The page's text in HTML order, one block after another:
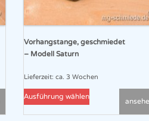
Vorhangstange, geschmiedet
– Modell Saturn
Lieferzeit: ca. 3 Wochen
Ausführung wählenDieses